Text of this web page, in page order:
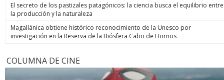
El secreto de los pastizales patagónicos: la ciencia busca el equilibrio entre
la producción y la naturaleza
Magallánica obtiene histórico reconocimiento de la Unesco por
investigación en la Reserva de la Biósfera Cabo de Hornos
COLUMNA DE CINE